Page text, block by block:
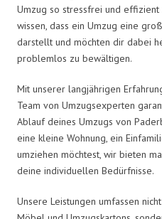
Umzug so stressfrei und
wissen, dass ein Umzug eine
darstellt und möchten dir dabei
problemlos zu bewältigen.
Mit unserer langjährigen
Team von Umzugsexperten
Ablauf deines Umzugs von
eine kleine Wohnung, ein
umziehen möchtest, wir bieten
deine individuellen Bedürfnisse.
Unsere Leistungen umfassen